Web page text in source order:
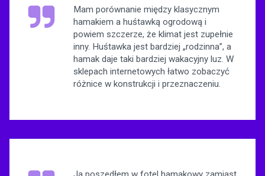
Mam porównanie między klasycznym
hamakiem a huśtawką ogrodową i
powiem szczerze, że klimat jest zupełnie
inny. Huśtawka jest bardziej „rodzinna”, a
hamak daje taki bardziej wakacyjny luz. W
sklepach internetowych łatwo zobaczyć
różnice w konstrukcji i przeznaczeniu.